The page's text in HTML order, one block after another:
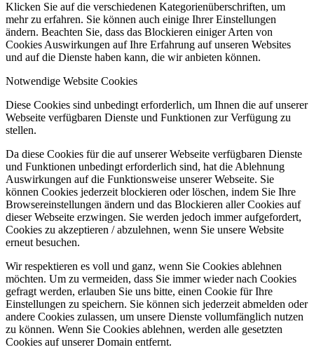
Klicken Sie auf die verschiedenen Kategorienüberschriften, um
mehr zu erfahren. Sie können auch einige Ihrer Einstellungen
ändern. Beachten Sie, dass das Blockieren einiger Arten von
Cookies Auswirkungen auf Ihre Erfahrung auf unseren Websites
und auf die Dienste haben kann, die wir anbieten können.
Notwendige Website Cookies
Diese Cookies sind unbedingt erforderlich, um Ihnen die auf unserer
Webseite verfügbaren Dienste und Funktionen zur Verfügung zu
stellen.
Da diese Cookies für die auf unserer Webseite verfügbaren Dienste
und Funktionen unbedingt erforderlich sind, hat die Ablehnung
Auswirkungen auf die Funktionsweise unserer Webseite. Sie
können Cookies jederzeit blockieren oder löschen, indem Sie Ihre
Browsereinstellungen ändern und das Blockieren aller Cookies auf
dieser Webseite erzwingen. Sie werden jedoch immer aufgefordert,
Cookies zu akzeptieren / abzulehnen, wenn Sie unsere Website
erneut besuchen.
Wir respektieren es voll und ganz, wenn Sie Cookies ablehnen
möchten. Um zu vermeiden, dass Sie immer wieder nach Cookies
gefragt werden, erlauben Sie uns bitte, einen Cookie für Ihre
Einstellungen zu speichern. Sie können sich jederzeit abmelden oder
andere Cookies zulassen, um unsere Dienste vollumfänglich nutzen
zu können. Wenn Sie Cookies ablehnen, werden alle gesetzten
Cookies auf unserer Domain entfernt.